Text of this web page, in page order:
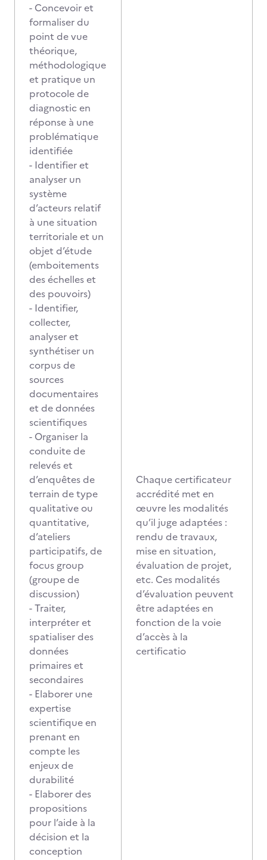
- Concevoir et
formaliser du
point de vue
théorique,
méthodologique
et pratique un
protocole de
diagnostic en
réponse à une
problématique
identifiée
- Identifier et
analyser un
système
d’acteurs relatif
à une situation
territoriale et un
objet d’étude
(emboitements
des échelles et
des pouvoirs)
- Identifier,
collecter,
analyser et
synthétiser un
corpus de
sources
documentaires
et de données
scientifiques
- Organiser la
conduite de
relevés et
d’enquêtes de
terrain de type
qualitative ou
quantitative,
d’ateliers
participatifs, de
focus group
(groupe de
discussion)
- Traiter,
interpréter et
spatialiser des
données
primaires et
secondaires
- Elaborer une
expertise
scientifique en
prenant en
compte les
enjeux de
durabilité
- Elaborer des
propositions
pour l’aide à la
décision et la
conception
Chaque certificateur
accrédité met en
œuvre les modalités
qu’il juge adaptées :
rendu de travaux,
mise en situation,
évaluation de projet,
etc. Ces modalités
d’évaluation peuvent
être adaptées en
fonction de la voie
d’accès à la
certificatio